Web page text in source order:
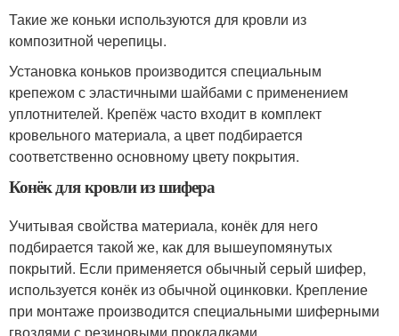
Такие же коньки используются для кровли из
композитной черепицы.
Установка коньков производится специальным
крепежом с эластичными шайбами с применением
уплотнителей. Крепёж часто входит в комплект
кровельного материала, а цвет подбирается
соответственно основному цвету покрытия.
Конёк для кровли из шифера
Учитывая свойства материала, конёк для него
подбирается такой же, как для вышеупомянутых
покрытий. Если применяется обычный серый шифер,
используется конёк из обычной оцинковки. Крепление
при монтаже производится специальными шиферными